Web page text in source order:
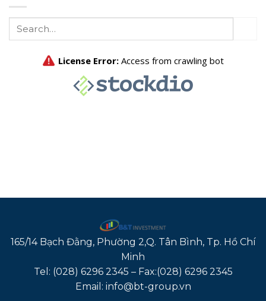
165/14 Bạch Đằng, Phường 2,Q. Tân Bình, Tp. Hồ Chí
Minh
Tel: (028) 6296 2345 – Fax:(028) 6296 2345
Email: info@bt-group.vn